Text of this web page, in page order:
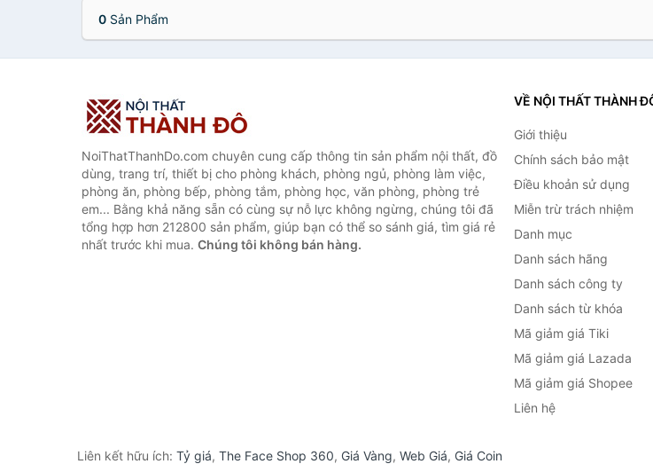
0 Sản Phẩm
NoiThatThanhDo.com chuyên cung cấp thông tin sản phẩm nội thất, đồ
dùng, trang trí, thiết bị cho phòng khách, phòng ngủ, phòng làm việc,
phòng ăn, phòng bếp, phòng tắm, phòng học, văn phòng, phòng trẻ
em... Bằng khả năng sẵn có cùng sự nỗ lực không ngừng, chúng tôi đã
tổng hợp hơn 212800 sản phẩm, giúp bạn có thể so sánh giá, tìm giá rẻ
nhất trước khi mua. Chúng tôi không bán hàng.
VỀ NỘI THẤT THÀNH
Giới thiệu
Chính sách bảo mật
Điều khoản sử dụng
Miễn trừ trách nhiệm
Danh mục
Danh sách hãng
Danh sách công ty
Danh sách từ khóa
Mã giảm giá Tiki
Mã giảm giá Lazada
Mã giảm giá Shopee
Liên hệ
Liên kết hữu ích: Tỷ giá, The Face Shop 360, Giá Vàng, Web Giá, Giá Coin